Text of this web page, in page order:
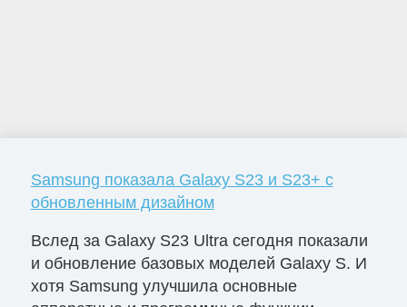
Samsung показала Galaxy S23 и S23+ с
обновленным дизайном
Вслед за Galaxy S23 Ultra сегодня показали
и обновление базовых моделей Galaxy S. И
хотя Samsung улучшила основные